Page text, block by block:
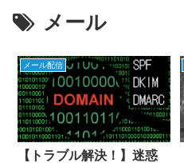
メール
メール配信
【トラブル解決！】迷惑